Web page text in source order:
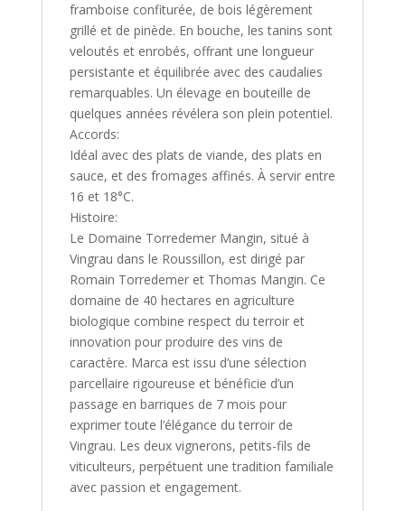
framboise confiturée, de bois légèrement
grillé et de pinède. En bouche, les tanins sont
veloutés et enrobés, offrant une longueur
persistante et équilibrée avec des caudalies
remarquables. Un élevage en bouteille de
quelques années révélera son plein potentiel.
Accords:
Idéal avec des plats de viande, des plats en
sauce, et des fromages affinés. À servir entre
16 et 18°C.
Histoire:
Le Domaine Torredemer Mangin, situé à
Vingrau dans le Roussillon, est dirigé par
Romain Torredemer et Thomas Mangin. Ce
domaine de 40 hectares en agriculture
biologique combine respect du terroir et
innovation pour produire des vins de
caractère. Marca est issu d’une sélection
parcellaire rigoureuse et bénéficie d’un
passage en barriques de 7 mois pour
exprimer toute l’élégance du terroir de
Vingrau. Les deux vignerons, petits-fils de
viticulteurs, perpétuent une tradition familiale
avec passion et engagement.